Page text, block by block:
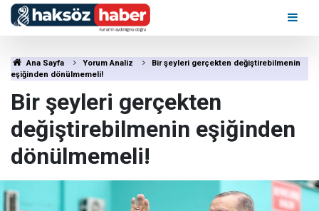
Ana Sayfa Yorum Analiz
Bir şeyleri gerçekten değiştirebilmenin
eşiğinden dönülmemeli!
Bir şeyleri gerçekten
değiştirebilmenin eşiğinden
dönülmemeli!